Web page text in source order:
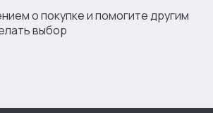
о покупке и помогите другим
выбор